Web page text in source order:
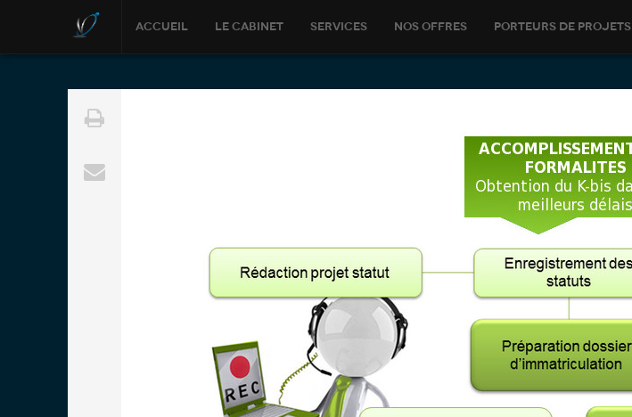
Accueil Le cabinet Services Nos offres Porteurs de Projets